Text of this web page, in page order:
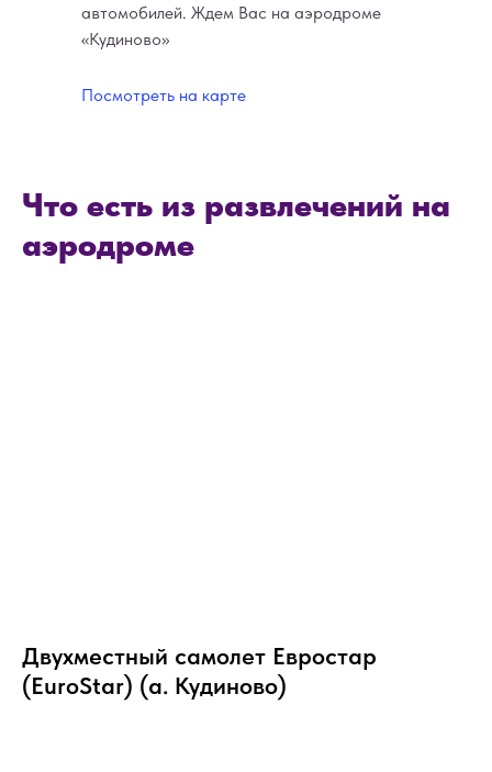
автомобилей. Ждем Вас на аэродроме
«Кудиново»
Посмотреть на карте
Что есть из развлечений на
аэродроме
Двухместный самолет Евростар
(EuroStar) (а. Кудиново)